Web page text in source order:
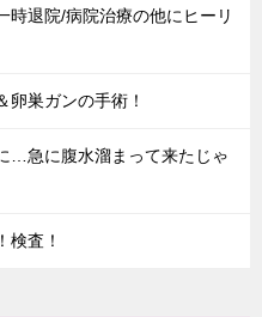
時退院/病院治療の他にヒーリ
卵巣ガンの手術！
…急に腹水溜まって来たじゃ
検査！